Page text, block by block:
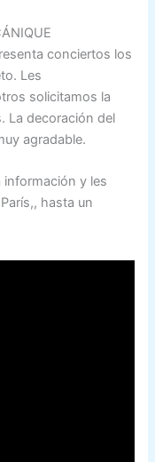
conciertos los
Les
solicitamos la
La decoración del
agradable.
información y les
hasta un